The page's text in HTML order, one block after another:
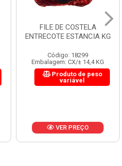
FILE DE COSTELA
ENTRECOTE ESTANCIA KG
Código: 18299
Embalagem: CX/± 14,4 KG
Produto de peso
variável
VER PREÇO